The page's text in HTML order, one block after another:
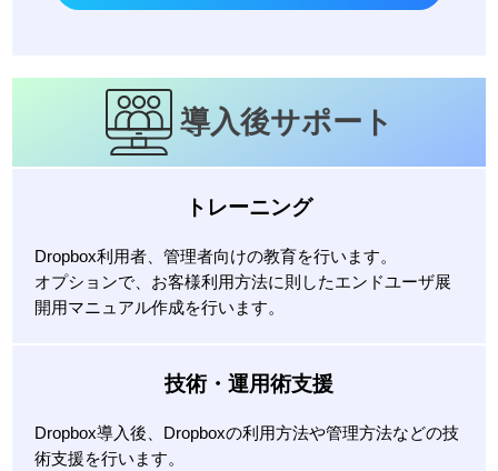
導入後サポート
トレーニング
Dropbox利用者、管理者向けの教育を行います。
オプションで、お客様利用方法に則したエンドユーザ展
開用マニュアル作成を行います。
技術・運用術支援
Dropbox導入後、Dropboxの利用方法や管理方法などの技
術支援を行います。